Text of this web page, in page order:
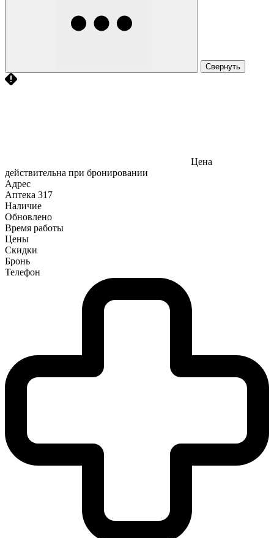
Свернуть
Цена
действительна при бронировании
Адрес
Аптека 317
Наличие
Обновлено
Время работы
Цены
Скидки
Бронь
Телефон